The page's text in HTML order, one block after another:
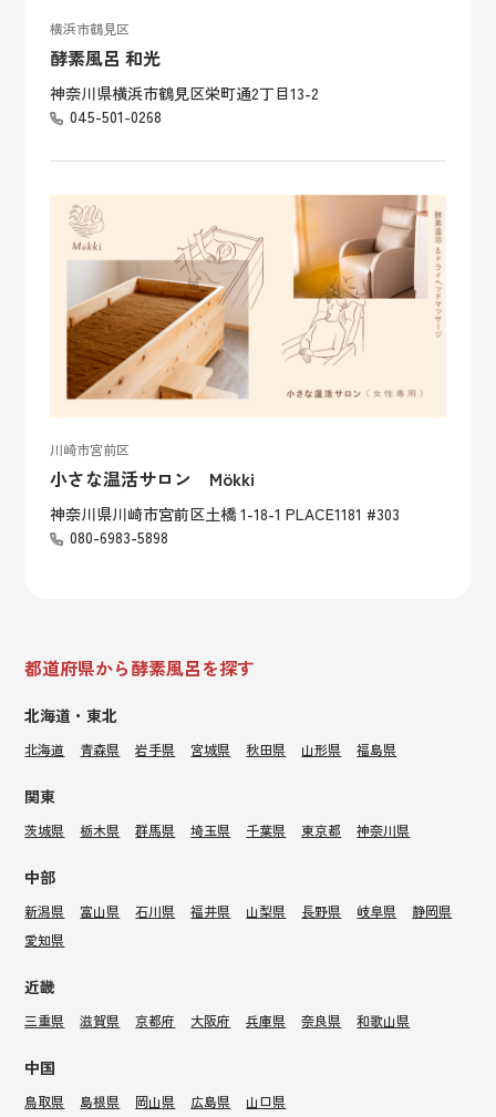
横浜市鶴見区
酵素風呂 和光
神奈川県横浜市鶴見区栄町通2丁目13-2
045-501-0268
川崎市宮前区
小さな温活サロン Mökki
神奈川県川崎市宮前区土橋 1-18-1 PLACE1181 #303
080-6983-5898
都道府県から酵素風呂を探す
北海道・東北
北海道 青森県 岩手県 宮城県 秋田県 山形県 福島県
関東
茨城県 栃木県 群馬県 埼玉県 千葉県 東京都 神奈川県
中部
新潟県 富山県 石川県 福井県 山梨県 長野県 岐阜県
静岡県
愛知県
近畿
三重県 滋賀県 京都府 大阪府 兵庫県 奈良県 和歌山県
中国
鳥取県 島根県 岡山県 広島県 山口県